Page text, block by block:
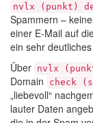
nvlx (punkt)
Spammern –
einer E-Mail auf
ein sehr
Über nvlx
Domain
check
„liebevoll“
lauter Daten